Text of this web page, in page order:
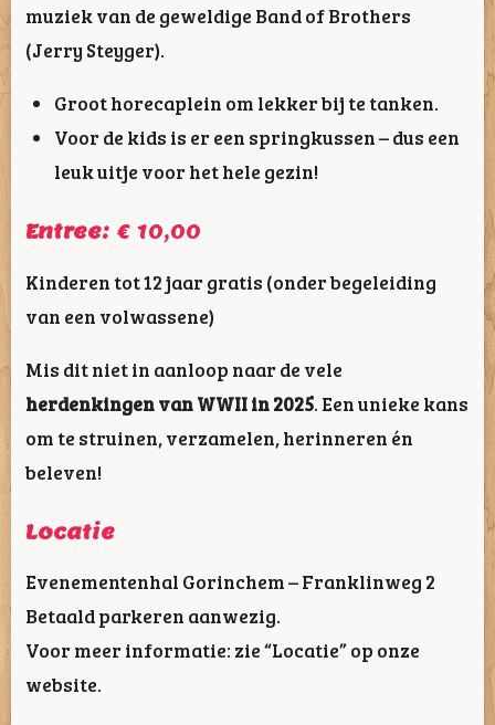
muziek van de geweldige Band of Brothers
(Jerry Steyger).
Groot horecaplein om lekker bij te tanken.
Voor de kids is er een springkussen – dus een
leuk uitje voor het hele gezin!
Entree: € 10,00
Kinderen tot 12 jaar gratis (onder begeleiding
van een volwassene)
Mis dit niet in aanloop naar de vele
herdenkingen van WWII in 2025. Een unieke kans
om te struinen, verzamelen, herinneren én
beleven!
Locatie
Evenementenhal Gorinchem – Franklinweg 2
Betaald parkeren aanwezig.
Voor meer informatie: zie “Locatie” op onze
website.